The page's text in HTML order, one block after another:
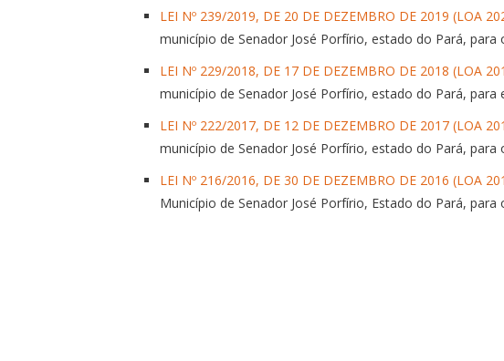
LEI Nº 239/2019, DE 20 DE DEZEMBRO DE 2019 (LOA
município de Senador José Porfírio, estado do Pará, para
LEI Nº 229/2018, DE 17 DE DEZEMBRO DE 2018 (LOA
município de Senador José Porfírio, estado do Pará, para
LEI Nº 222/2017, DE 12 DE DEZEMBRO DE 2017 (LOA
município de Senador José Porfírio, estado do Pará, para
LEI Nº 216/2016, DE 30 DE DEZEMBRO DE 2016 (LOA
Município de Senador José Porfírio, Estado do Pará,